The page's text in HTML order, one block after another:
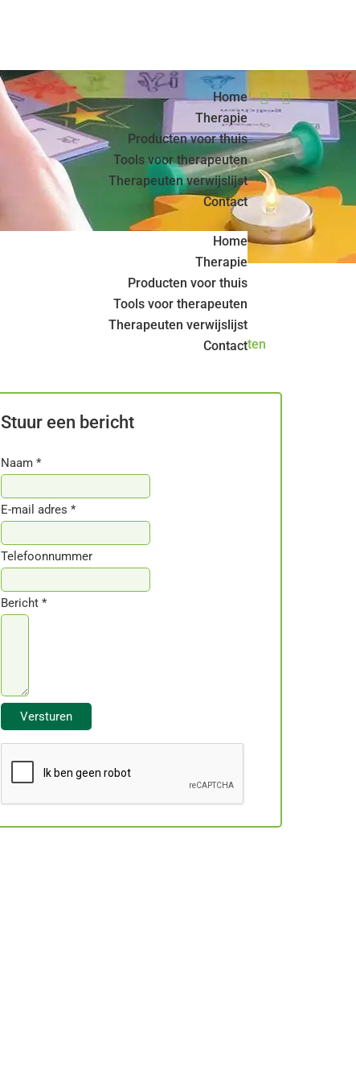
Home
Therapie
Producten voor thuis
Tools voor therapeuten
Therapeuten verwijslijst
Contact
Home
Therapie
Producten voor thuis
Tools voor therapeuten
Therapeuten verwijslijst
Contact
 
< Terug naar alle therapeuten
Stuur een bericht
Naam *
E-mail adres *
Telefoonnummer
Bericht *